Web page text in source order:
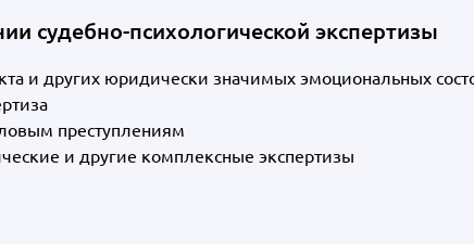
судебно-психологической экспертизы
и других юридически значимых эмоциональных
преступлениям
и другие комплексные экспертизы